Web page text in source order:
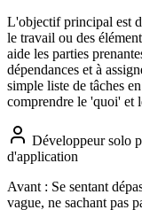
L'objectif principal est
le travail ou des
aide les parties
dépendances et à
simple liste de tâches
comprendre le 'quoi' et
Développeur solo
d'application
Avant : Se sentant
vague, ne sachant pas